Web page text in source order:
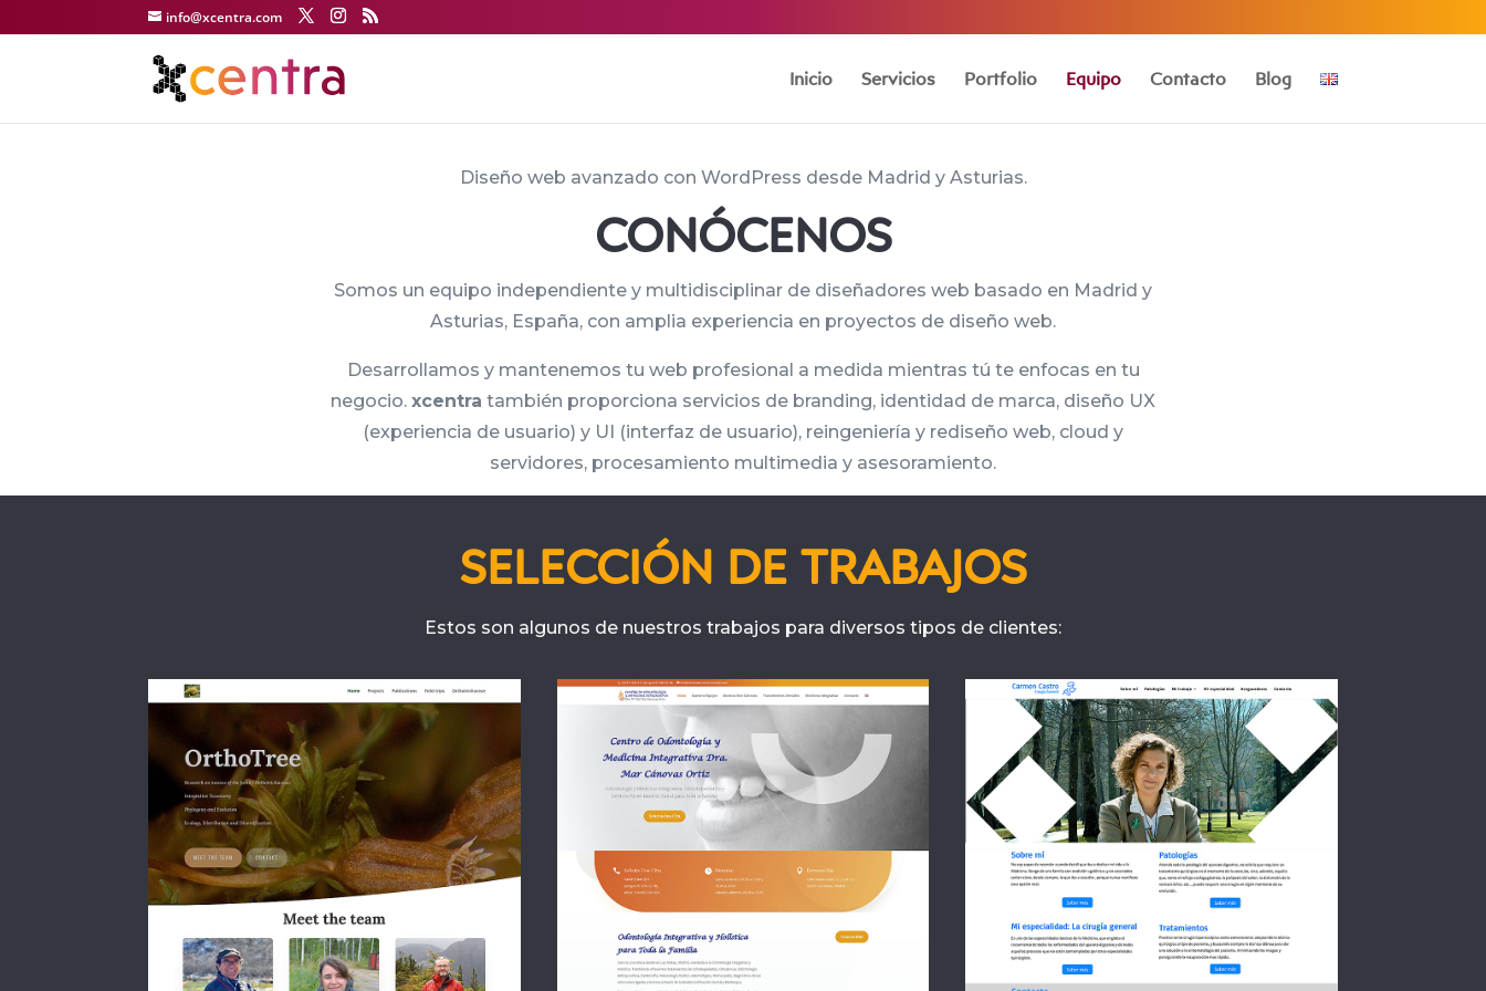
info@xcentra.com
Inicio Servicios Portfolio Equipo Contacto Blog
Diseño web avanzado con WordPress desde Madrid y Asturias.
CONÓCENOS
Somos un equipo independiente y multidisciplinar de diseñadores web basado en Madrid y
Asturias, España, con amplia experiencia en proyectos de diseño web.
Desarrollamos y mantenemos tu web profesional a medida mientras tú te enfocas en tu
negocio. xcentra también proporciona servicios de branding, identidad de marca, diseño UX
(experiencia de usuario) y UI (interfaz de usuario), reingeniería y rediseño web, cloud y
servidores, procesamiento multimedia y asesoramiento.
SELECCIÓN DE TRABAJOS
Estos son algunos de nuestros trabajos para diversos tipos de clientes: